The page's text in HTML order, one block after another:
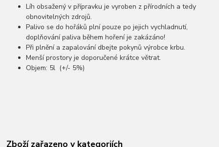
Líh obsažený v přípravku je vyroben z přírodních a tedy
obnovitelných zdrojů.
Palivo se do hořáků plní pouze po jejich vychladnutí,
doplňování paliva během hoření je zakázáno!
Při plnění a zapalování dbejte pokynů výrobce krbu.
Menší prostory je doporučené krátce větrat.
Objem: 5l (+/- 5%)
Zboží zařazeno v kategoriích